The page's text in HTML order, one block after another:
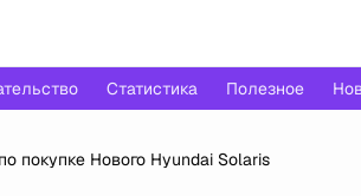
Статистика Полезное
покупке Нового Hyundai Solaris